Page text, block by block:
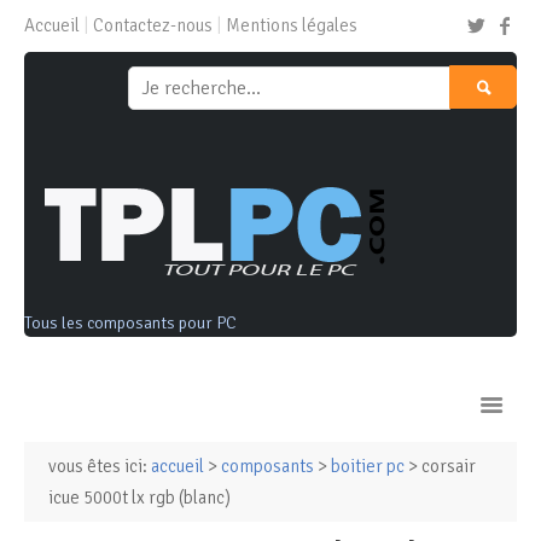
Accueil Contactez-nous Mentions légales
Tous les composants pour PC
Ordinateurs & Tablettes
vous êtes ici: accueil > composants > boitier pc > corsair
icue 5000t lx rgb (blanc)